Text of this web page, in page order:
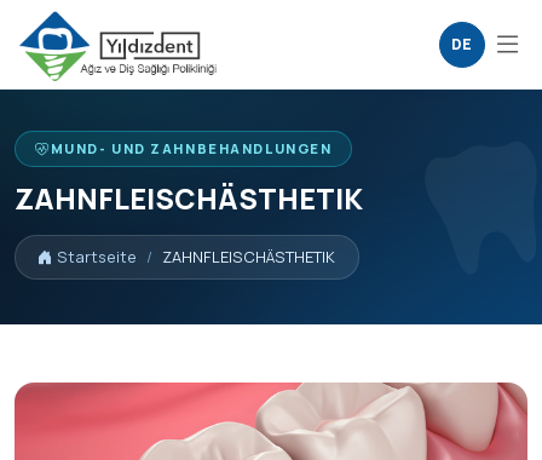
DE
MUND- UND ZAHNBEHANDLUNGEN
ZAHNFLEISCHÄSTHETIK
Startseite ZAHNFLEISCHÄSTHETIK